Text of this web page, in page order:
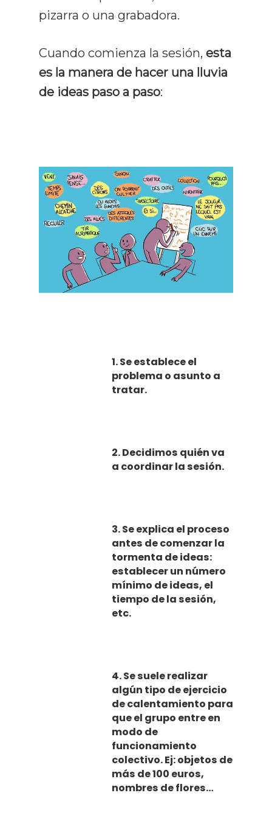
pizarra o una grabadora.
Cuando comienza la sesión, esta
es la manera de hacer una lluvia
de ideas paso a paso:
1. Se establece el
problema o asunto a
tratar.
2. Decidimos quién va
a coordinar la sesión.
3. Se explica el proceso
antes de comenzar la
tormenta de ideas:
establecer un número
mínimo de ideas, el
tiempo de la sesión,
etc.
4. Se suele realizar
algún tipo de ejercicio
de calentamiento para
que el grupo entre en
modo de
funcionamiento
colectivo. Ej: objetos de
más de 100 euros,
nombres de flores…
Recursos
Gratuitos
Prensa Y
Blog
Todos Los Artículos
Comprensión
Memorización
Productividad
Mentalidad
Libros
Contacto